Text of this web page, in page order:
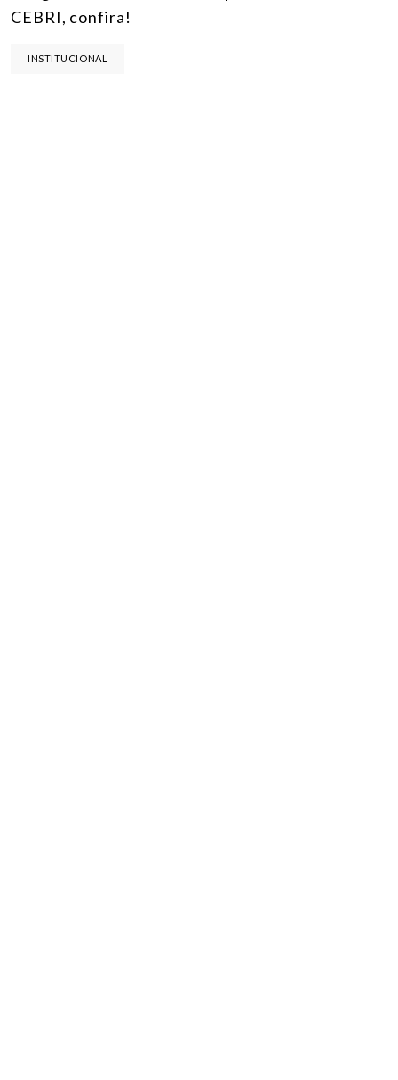
CEBRI, confira!
INSTITUCIONAL